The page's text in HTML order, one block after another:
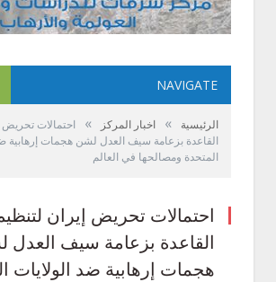
NAVIGATE
الرئيسية » اخبار المركز »
احتمالات تحريض
القاعدة بزعامة سيف العدل لشن هجمات إرهابية
المتحدة ومصالحها في العالم
احتمالات تحريض إيران
القاعدة بزعامة سيف العدل
هجمات إرهابية ضد الولايات